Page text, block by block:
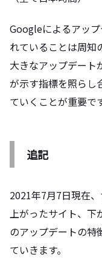
Googleによるアッ
れていることは周知
大きなアップデート
が示す指標を照らし
ていくことが重要で
追記
2021年7月7日現在
上がったサイト、下
のアップデートの特
ていきます。